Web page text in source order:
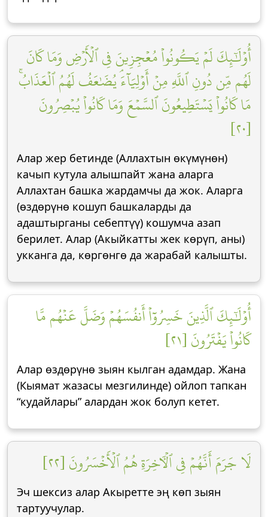
أُوْلَٰٓئِكَ لَمۡ يَكُونُواْ مُعۡجِزِينَ فِي ٱلۡأَرۡضِ وَمَا كَانَ
لَهُم مِّن دُونِ ٱللَّهِ مِنۡ أَوۡلِيَآءَۘ يُضَٰعَفُ لَهُمُ ٱلۡعَذَابُۚ
مَا كَانُواْ يَسۡتَطِيعُونَ ٱلسَّمۡعَ وَمَا كَانُواْ يُبۡصِرُونَ
[٢٠]
Алар жер бетинде (Аллахтын өкүмүнөн)
качып кутула алышпайт жана аларга
Аллахтан башка жардамчы да жок. Аларга
(өздөрүнө кошуп башкаларды да
адаштырганы себептүү) кошумча азап
берилет. Алар (Акыйкатты жек көрүп, аны)
укканга да, көргөнгө да жарабай калышты.
أُوْلَٰٓئِكَ ٱلَّذِينَ خَسِرُوٓاْ أَنفُسَهُمۡ وَضَلَّ عَنۡهُم مَّا
كَانُواْ يَفۡتَرُونَ [٢١]
Алар өздөрүнө зыян кылган адамдар. Жана
(Кыямат жазасы мезгилинде) ойлоп тапкан
“кудайлары” алардан жок болуп кетет.
لَا جَرَمَ أَنَّهُمۡ فِي ٱلۡأٓخِرَةِ هُمُ ٱلۡأَخۡسَرُونَ [٢٢]
Эч шексиз алар Акыретте эң көп зыян
тартуучулар.